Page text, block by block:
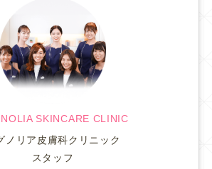
SKINCARE CLINIC
ノリア皮膚科クリニック
スタッフ